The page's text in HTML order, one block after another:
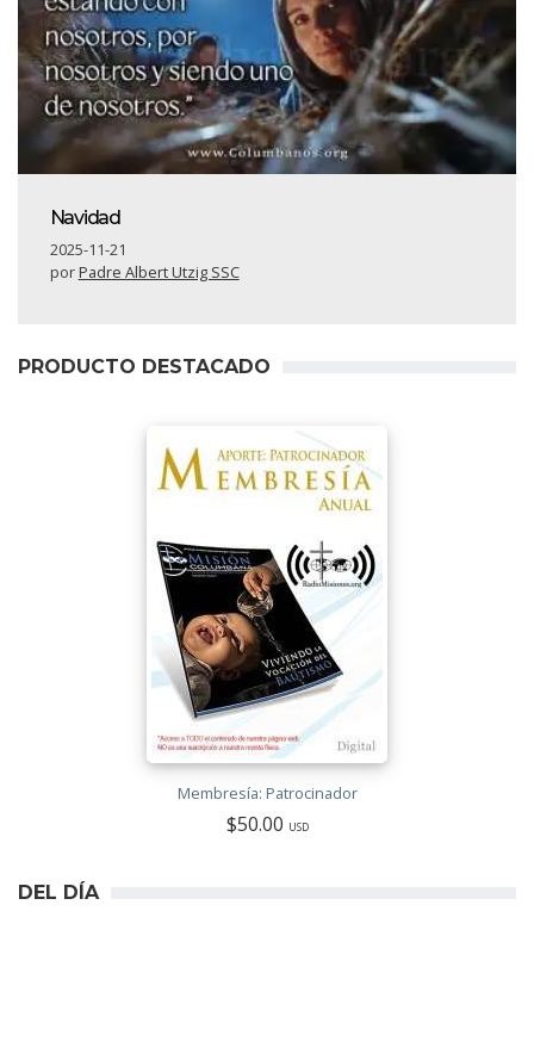
Navidad
2025-11-21
porPadre Albert Utzig SSC
PRODUCTO DESTACADO
Membresía: Patrocinador
$50.00 USD
DEL DÍA